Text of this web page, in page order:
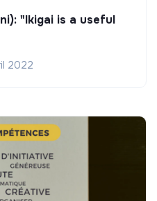
"Ikigai is a useful
2022